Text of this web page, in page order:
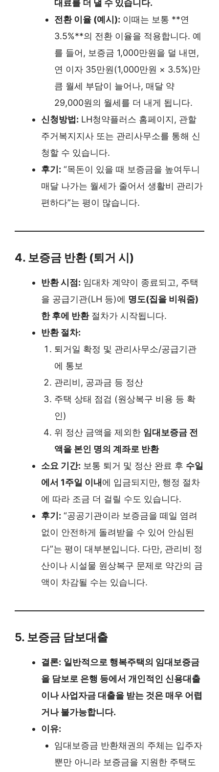
대료를 더 낼 수 있습니다.
전환 이율 (예시): 이때는 보통 **연
3.5%**의 전환 이율을 적용합니다. 예
를 들어, 보증금 1,000만원을 덜 내면,
연 이자 35만원(1,000만원 × 3.5%)만
큼 월세 부담이 늘어나, 매달 약
29,000원의 월세를 더 내게 됩니다.
신청방법: LH청약플러스 홈페이지, 관할
주거복지지사 또는 관리사무소를 통해 신
청할 수 있습니다.
후기: “목돈이 있을 때 보증금을 높여두니
매달 나가는 월세가 줄어서 생활비 관리가
편하다”는 평이 많습니다.
4. 보증금 반환 (퇴거 시)
반환 시점: 임대차 계약이 종료되고, 주택
을 공급기관(LH 등)에 명도(집을 비워줌)
한 후에 반환절차가 시작됩니다.
반환 절차:
퇴거일 확정 및 관리사무소/공급기관
에 통보
관리비, 공과금 등 정산
주택 상태 점검 (원상복구 비용 등 확
인)
위 정산 금액을 제외한 임대보증금 전
액을 본인 명의 계좌로 반환
소요 기간: 보통 퇴거 및 정산 완료 후 수일
에서 1주일 이내 에 입금되지만, 행정 절차
에 따라 조금 더 걸릴 수도 있습니다.
후기: “공공기관이라 보증금을 떼일 염려
없이 안전하게 돌려받을 수 있어 안심된
다”는 평이 대부분입니다. 다만, 관리비 정
산이나 시설물 원상복구 문제로 약간의 금
액이 차감될 수는 있습니다.
5. 보증금 담보대출
결론: 일반적으로 행복주택의 임대보증금
을 담보로 은행 등에서 개인적인 신용대출
이나 사업자금 대출을 받는 것은 매우 어렵
거나 불가능합니다.
이유:
임대보증금 반환채권의 주체는 입주자
뿐만 아니라 보증금을 지원한 주택도